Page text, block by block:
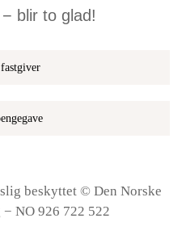
blir to glad!
beskyttet © Den Norske
NO 926 722 522